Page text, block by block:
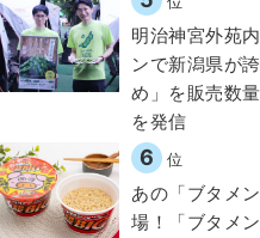
明治神宮外苑
ンで新潟県が
め」を販売数
を発信
6 位
あの「ブタメ
場！「ブタメ